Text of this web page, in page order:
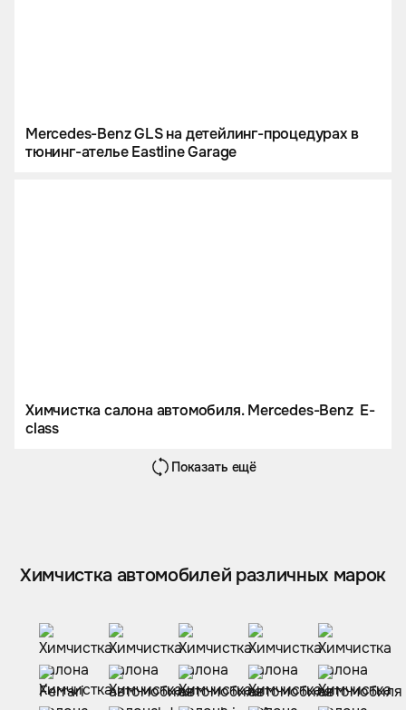
Mercedes-Benz GLS на детейлинг-процедурах в
тюнинг-ателье Eastline Garage
Химчистка салона автомобиля. Mercedes-Benz E-
class
Показать ещё
Химчистка автомобилей различных марок